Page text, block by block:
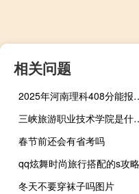
相关问题
2025年河南
三峡旅游职
春节前还会有省考吗
冬天不要穿袜子吗图片